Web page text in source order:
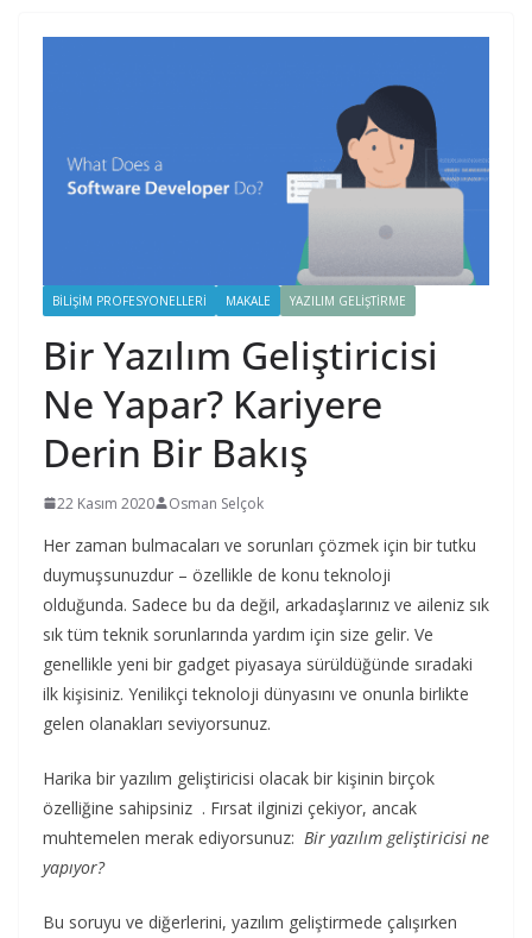
BILIŞIM PROFESYONELLERI MAKALE YAZILIM GELIŞTIRME
Bir Yazılım Geliştiricisi
Ne Yapar? Kariyere
Derin Bir Bakış
22 Kasım 2020 Osman Selçok
Her zaman bulmacaları ve sorunları çözmek için bir tutku
duymuşsunuzdur – özellikle de konu teknoloji
olduğunda. Sadece bu da değil, arkadaşlarınız ve aileniz sık
sık tüm teknik sorunlarında yardım için size gelir. Ve
genellikle yeni bir gadget piyasaya sürüldüğünde sıradaki
ilk kişisiniz. Yenilikçi teknoloji dünyasını ve onunla birlikte
gelen olanakları seviyorsunuz.
Harika bir yazılım geliştiricisi olacak bir kişinin birçok
özelliğine sahipsiniz . Fırsat ilginizi çekiyor, ancak
muhtemelen merak ediyorsunuz: Bir yazılım geliştiricisi ne
yapıyor?
Bu soruyu ve diğerlerini, yazılım geliştirmede çalışırken